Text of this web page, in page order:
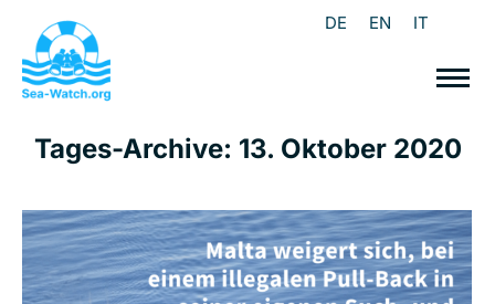
DE EN IT
Tages-Archive: 13. Oktober 2020